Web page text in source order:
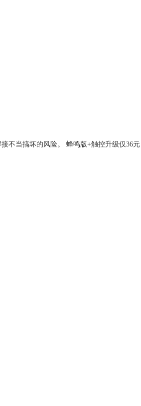
不当搞坏的风险。 蜂鸣版+触控升级仅36